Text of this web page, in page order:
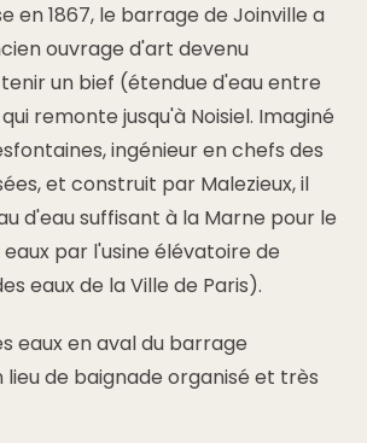
en 1867, le barrage de Joinville a
ouvrage d'art devenu
un bief (étendue d'eau entre
remonte jusqu'à Noisiel. Imaginé
ingénieur en chefs des
et construit par Malezieux, il
d'eau suffisant à la Marne pour le
par l'usine élévatoire de
eaux de la Ville de Paris).
eaux en aval du barrage
de baignade organisé et très